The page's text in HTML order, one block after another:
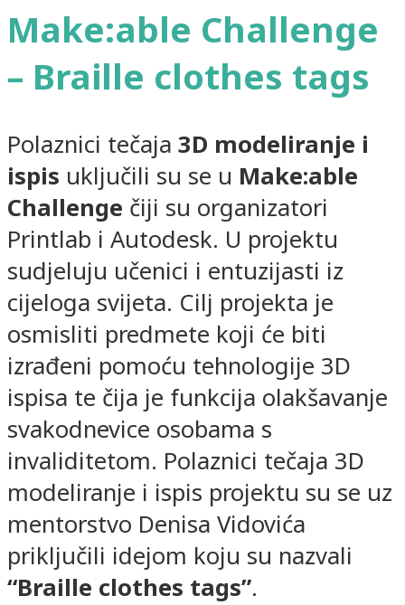
Make:able Challenge
– Braille clothes tags
Polaznici tečaja 3D modeliranje i
ispis uključili su se u Make:able
Challenge čiji su organizatori
Printlab i Autodesk. U projektu
sudjeluju učenici i entuzijasti iz
cijeloga svijeta. Cilj projekta je
osmisliti predmete koji će biti
izrađeni pomoću tehnologije 3D
ispisa te čija je funkcija olakšavanje
svakodnevice osobama s
invaliditetom. Polaznici tečaja 3D
modeliranje i ispis projektu su se uz
mentorstvo Denisa Vidovića
priključili idejom koju su nazvali
“Braille clothes tags”.